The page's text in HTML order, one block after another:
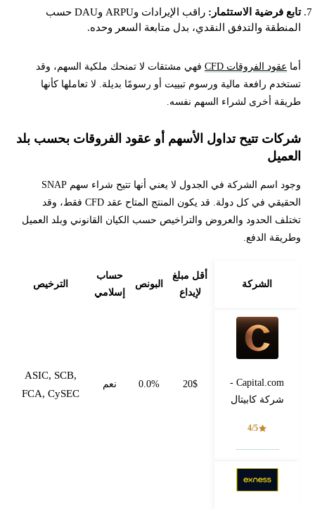
تابع فرضية الاستثمار:
راقب الإيرادات وARPU وDAU حسب
المنطقة والتدفق النقدي، بدل متابعة السعر وحده.
أما عقود الفروقات CFD
فهي مشتقات لا تمنحك ملكية السهم، وقد
تستخدم رافعة مالية ورسوم تبييت أو رسومًا بديلة. لا تعاملها كأنها
طريقة أخرى لشراء السهم نفسه.
شركات تتيح تداول الأسهم أو عقود الفروقات بحسب بلد
العميل
وجود اسم الشركة في الجدول لا يعني أنها تتيح شراء سهم SNAP
الحقيقي في كل دولة. قد يكون المنتج المتاح عقد CFD فقط، وقد
تختلف الحدود والعروض والتراخيص حسب الكيان القانوني وبلد العميل
وطريقة الدفع.
الشركة
أقل مبلغ
لإيداع
البونص
حساب
إسلامي
الترخيص
Capital.com -
شركة كابيتال
4/5
20$
0.0% نعم
ASIC, SCB,
FCA, CySEC